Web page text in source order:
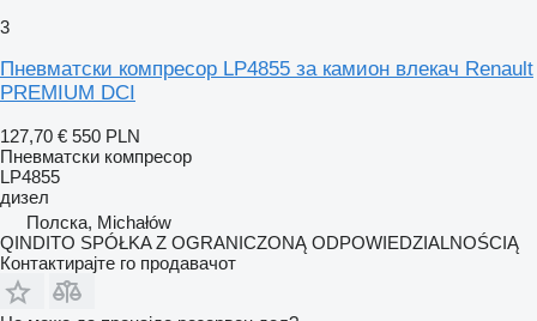
3
Пневматски компресор LP4855 за камион влекач Renault
PREMIUM DCI
127,70 € 550 PLN
Пневматски компресор
LP4855
дизел
Полска, Michałów
QINDITO SPÓŁKA Z OGRANICZONĄ ODPOWIEDZIALNOŚCIĄ
Контактирајте го продавачот